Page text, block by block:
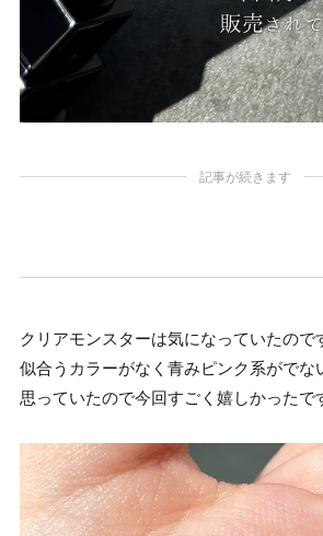
記事が続きます
クリアモンスターは気になっていたので
似合うカラーがなく青みピンク系がでな
思っていたので今回すごく嬉しかったで